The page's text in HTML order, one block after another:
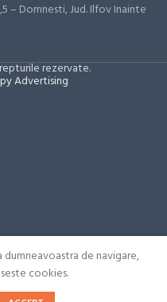
– Domnesti, Jud. Ilfov Inainte
rezervate.
Advertising
de navigare,
cookies.
Adauga la